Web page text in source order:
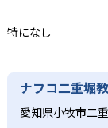
日本人講師と
授業を隔週で
国人講師のみ
式が用意されて
受験英語対
講師のみの授
水準を目指し
やその先にも
の受講は難し
で希望する指
特になし
ナフコ二重堀
愛知県小牧市二